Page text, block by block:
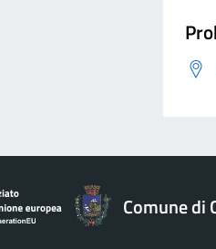
Comune di